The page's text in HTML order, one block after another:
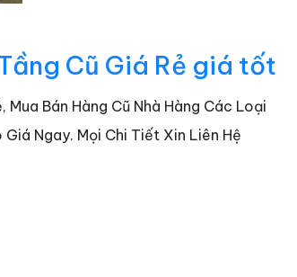
Cũ Giá Rẻ giá tốt
Bán Hàng Cũ Nhà Hàng Các Loại
Giá Ngay. Mọi Chi Tiết Xin Liên Hệ